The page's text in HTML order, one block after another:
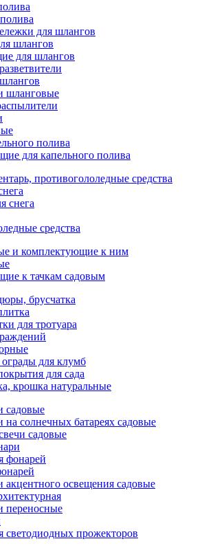
для шлангов
шлангов
для шлангов
шланговые
полива
для капельного полива
противогололедные средства
снега
средства
и комплектующие к ним
к тачкам садовым
брусчатка
для тротуара
для клумб
для сада
крошка натуральные
садовые
на солнечных батареях садовые
садовые
фонарей
акцентного освещения садовые
переносные
прожекторов